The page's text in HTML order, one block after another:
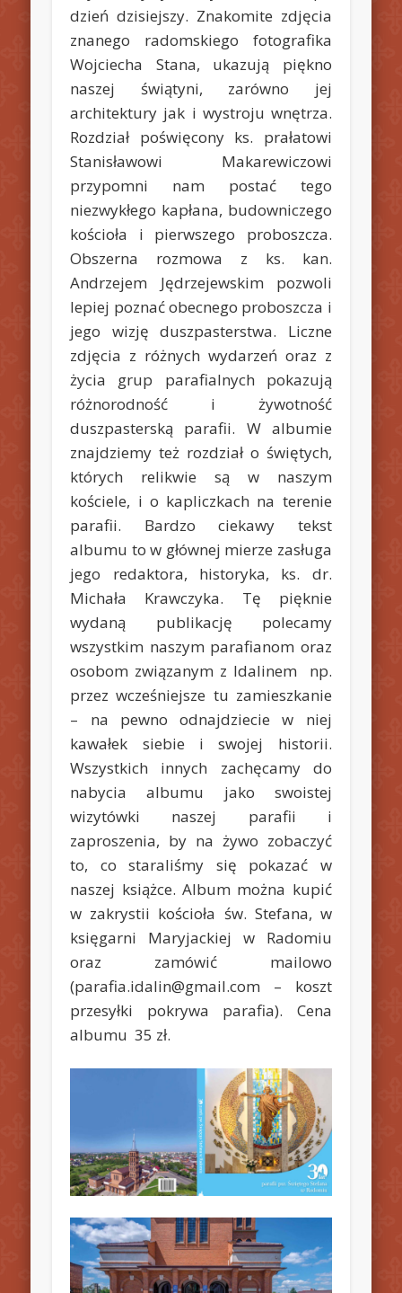
dzień dzisiejszy. Znakomite zdjęcia
znanego radomskiego fotografika
Wojciecha Stana, ukazują piękno
naszej świątyni, zarówno jej
architektury jak i wystroju wnętrza.
Rozdział poświęcony ks. prałatowi
Stanisławowi Makarewiczowi
przypomni nam postać tego
niezwykłego kapłana, budowniczego
kościoła i pierwszego proboszcza.
Obszerna rozmowa z ks. kan.
Andrzejem Jędrzejewskim pozwoli
lepiej poznać obecnego proboszcza i
jego wizję duszpasterstwa. Liczne
zdjęcia z różnych wydarzeń oraz z
życia grup parafialnych pokazują
różnorodność i żywotność
duszpasterską parafii. W albumie
znajdziemy też rozdział o świętych,
których relikwie są w naszym
kościele, i o kapliczkach na terenie
parafii. Bardzo ciekawy tekst
albumu to w głównej mierze zasługa
jego redaktora, historyka, ks. dr.
Michała Krawczyka. Tę pięknie
wydaną publikację polecamy
wszystkim naszym parafianom oraz
osobom związanym z Idalinem np.
przez wcześniejsze tu zamieszkanie
– na pewno odnajdziecie w niej
kawałek siebie i swojej historii.
Wszystkich innych zachęcamy do
nabycia albumu jako swoistej
wizytówki naszej parafii i
zaproszenia, by na żywo zobaczyć
to, co staraliśmy się pokazać w
naszej książce. Album można kupić
w zakrystii kościoła św. Stefana, w
księgarni Maryjackiej w Radomiu
oraz zamówić mailowo
(parafia.idalin@gmail.com – koszt
przesyłki pokrywa parafia). Cena
albumu 35 zł.